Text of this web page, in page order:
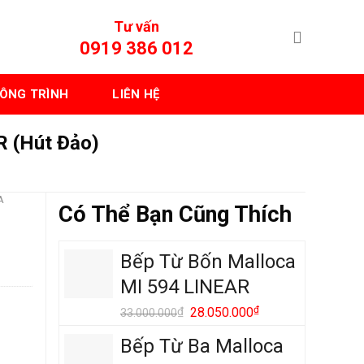
Tư vấn
0919 386 012
TRÌNH LIÊN HỆ
(Hút Đảo)
Có Thể Bạn Cũng Thích
Bếp Từ Bốn Malloca
MI 594 LINEAR
33.000.000₫ Giá
là:
28.050.000₫Giá
tại
Bếp Từ Ba Malloca